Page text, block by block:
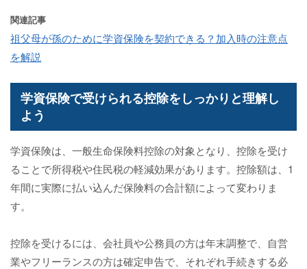
関連記事
祖父母が孫のために学資保険を契約できる？加入時の注意点
を解説
学資保険で受けられる控除をしっかりと理解し
よう
学資保険は、一般生命保険料控除の対象となり、控除を受け
ることで所得税や住民税の軽減効果があります。控除額は、1
年間に実際に払い込んだ保険料の合計額によって変わりま
す。
控除を受けるには、会社員や公務員の方は年末調整で、自営
業やフリーランスの方は確定申告で、それぞれ手続きする必